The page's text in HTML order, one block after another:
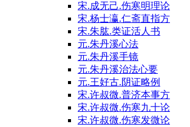
宋.成无己.伤寒明理论
宋.杨士瀛.仁斋直指方
宋.朱肱.类证活人书
元.朱丹溪心法
元.朱丹溪手镜
元.朱丹溪治法心要
元.王好古.阴证略例
宋.许叔微.普济本事方
宋.许叔微.伤寒九十论
宋.许叔微.伤寒发微论